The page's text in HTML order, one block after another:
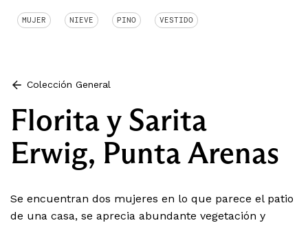
MUJER NIEVE PINO VESTIDO
Colección General
Florita y Sarita
Erwig, Punta Arenas
Se encuentran dos mujeres en lo que parece el patio
de una casa, se aprecia abundante vegetación y